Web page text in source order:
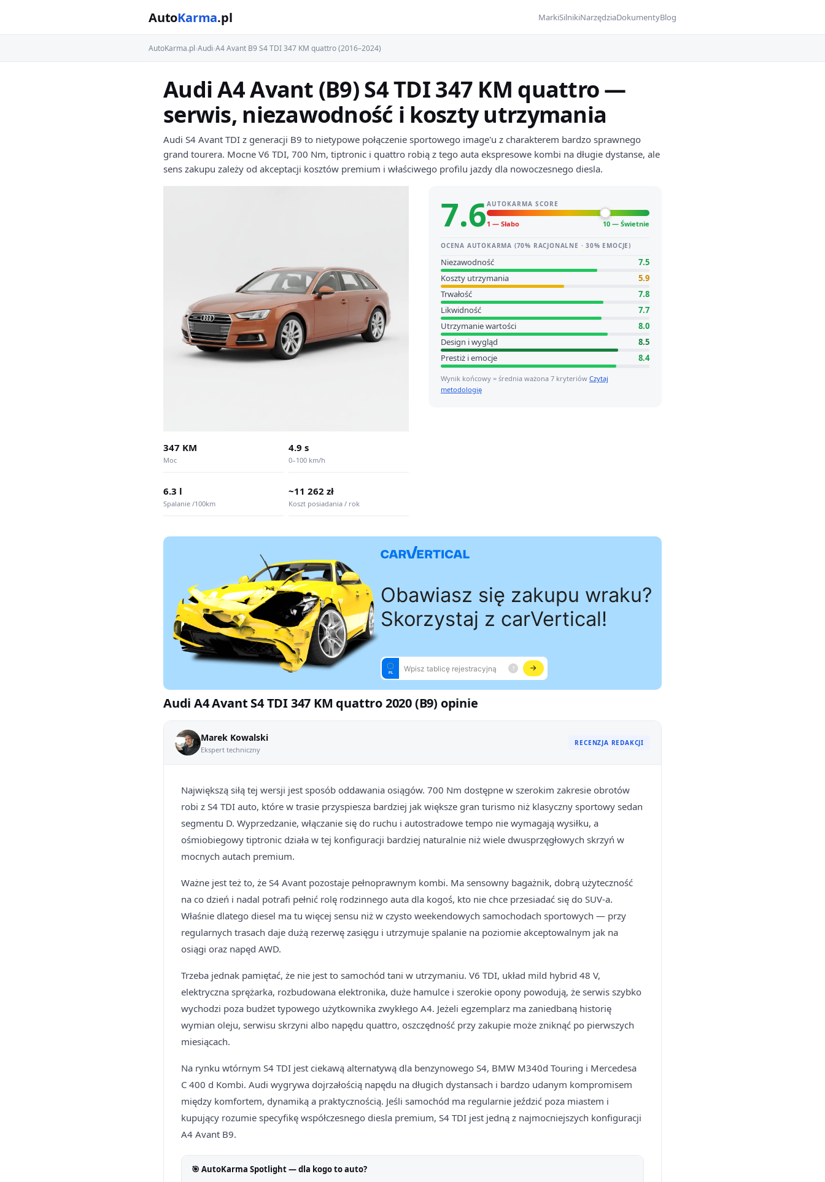
AutoKarma.pl MarkiSilnikiNarzędziaDokumentyBlog
AutoKarma.pl›Audi›A4 Avant B9 S4 TDI 347 KM quattro (2016–2024)
Audi A4 Avant (B9) S4 TDI 347 KM quattro —
serwis, niezawodność i koszty utrzymania
Audi S4 Avant TDI z generacji B9 to nietypowe połączenie sportowego image'u z charakterem bardzo sprawnego
grand tourera. Mocne V6 TDI, 700 Nm, tiptronic i quattro robią z tego auta ekspresowe kombi na długie dystanse, ale
sens zakupu zależy od akceptacji kosztów premium i właściwego profilu jazdy dla nowoczesnego diesla.
347 KM
Moc
4.9 s
0–100 km/h
6.3 l
Spalanie /100km
~11 262 zł
Koszt posiadania / rok
7.6AUTOKARMA SCORE
1 — Słabo 10 — Świetnie
OCENA AUTOKARMA (70% RACJONALNE · 30% EMOCJE)
Niezawodność
7.5
Koszty utrzymania
5.9
Trwałość
7.8
Likwidność
7.7
Utrzymanie wartości
8.0
Design i wygląd
8.5
Prestiż i emocje
8.4
Wynik końcowy = średnia ważona 7 kryteriów Czytaj
metodologię
Audi A4 Avant S4 TDI 347 KM quattro 2020 (B9) opinie
Marek Kowalski
Ekspert techniczny
RECENZJA REDAKCJI
Największą siłą tej wersji jest sposób oddawania osiągów. 700 Nm dostępne w szerokim zakresie obrotów
robi z S4 TDI auto, które w trasie przyspiesza bardziej jak większe gran turismo niż klasyczny sportowy sedan
segmentu D. Wyprzedzanie, włączanie się do ruchu i autostradowe tempo nie wymagają wysiłku, a
ośmiobiegowy tiptronic działa w tej konfiguracji bardziej naturalnie niż wiele dwusprzęgłowych skrzyń w
mocnych autach premium.
Ważne jest też to, że S4 Avant pozostaje pełnoprawnym kombi. Ma sensowny bagażnik, dobrą użyteczność
na co dzień i nadal potrafi pełnić rolę rodzinnego auta dla kogoś, kto nie chce przesiadać się do SUV-a.
Właśnie dlatego diesel ma tu więcej sensu niż w czysto weekendowych samochodach sportowych — przy
regularnych trasach daje dużą rezerwę zasięgu i utrzymuje spalanie na poziomie akceptowalnym jak na
osiągi oraz napęd AWD.
Trzeba jednak pamiętać, że nie jest to samochód tani w utrzymaniu. V6 TDI, układ mild hybrid 48 V,
elektryczna sprężarka, rozbudowana elektronika, duże hamulce i szerokie opony powodują, że serwis szybko
wychodzi poza budżet typowego użytkownika zwykłego A4. Jeżeli egzemplarz ma zaniedbaną historię
wymian oleju, serwisu skrzyni albo napędu quattro, oszczędność przy zakupie może zniknąć po pierwszych
miesiącach.
Na rynku wtórnym S4 TDI jest ciekawą alternatywą dla benzynowego S4, BMW M340d Touring i Mercedesa
C 400 d Kombi. Audi wygrywa dojrzałością napędu na długich dystansach i bardzo udanym kompromisem
między komfortem, dynamiką a praktycznością. Jeśli samochód ma regularnie jeździć poza miastem i
kupujący rozumie specyfikę współczesnego diesla premium, S4 TDI jest jedną z najmocniejszych konfiguracji
A4 Avant B9.
🎯 AutoKarma Spotlight — dla kogo to auto?